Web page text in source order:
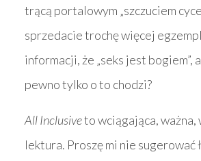
trącą portalowym „szczuciem
sprzedacie trochę więcej
informacji, że „seks jest bogiem”,
pewno tylko o to chodzi?
All Inclusiveto wciągająca, ważna,
lektura. Proszę mi nie sugerować